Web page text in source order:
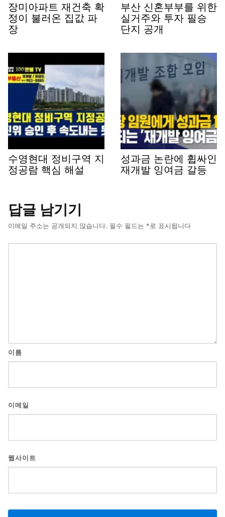
장미아파트 재건축 확
정이 불러온 집값 파
장
부산 신혼부부를 위한
실거주와 투자 필승
단지 공개
수영현대 정비구역 지
정공람 핵심 해설
성과금 논란에 휩싸인
재개발 잉여금 갈등
답글 남기기
이메일 주소는 공개되지 않습니다. 필수 필드는 *로 표시됩니다
이름
이메일
웹사이트